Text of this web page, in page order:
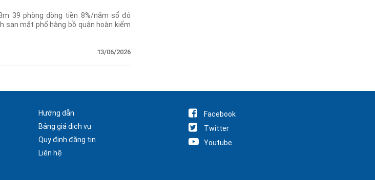
39 phòng dòng tiền 8%/năm sổ đỏ
sạn mặt phố hàng bồ quận hoàn kiếm
13/06/2026
Hướng dẫn
Bảng giá dịch vụ
Quy định đăng tin
Liên hệ
Facebook
Twitter
Youtube